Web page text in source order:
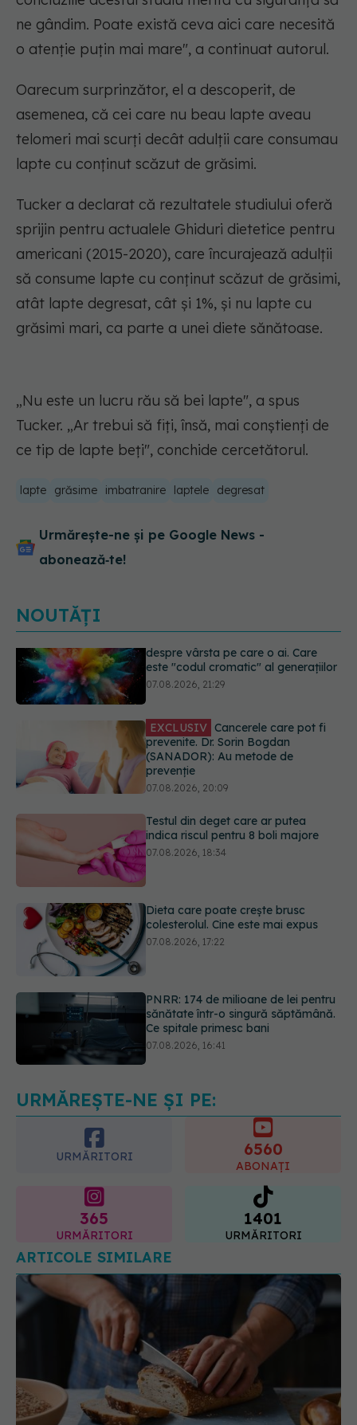
ne gândim. Poate există ceva aici care necesită
o atenție puțin mai mare", a continuat autorul.
Oarecum surprinzător, el a descoperit, de
asemenea, că cei care nu beau lapte aveau
telomeri mai scurți decât adulții care consumau
lapte cu conținut scăzut de grăsimi.
Tucker a declarat că rezultatele studiului oferă
sprijin pentru actualele Ghiduri dietetice pentru
americani (2015-2020), care încurajează adulții
să consume lapte cu conținut scăzut de grăsimi,
atât lapte degresat, cât și 1%, și nu lapte cu
grăsimi mari, ca parte a unei diete sănătoase.
„Nu este un lucru rău să bei lapte", a spus
Tucker. „Ar trebui să fiți, însă, mai conștienți de
ce tip de lapte beți", conchide cercetătorul.
lapte grăsime imbatranire laptele degresat
Urmărește-ne și pe Google News -
abonează‑te!
NOUTĂȚI
EXCLUSIV Cancerele care pot fi
prevenite. Dr. Sorin Bogdan
07.08.2026, 20:09
Testul din deget care ar putea
indica riscul pentru 8 boli majore
07.08.2026, 18:34
Dieta care poate crește brusc
PNRR: 174 de milioane de lei pentru
Ce spune culoarea ta preferată
despre vârsta pe care o ai. Care
URMĂREȘTE-NE ȘI PE:
URMĂRITORI 6560
ABONAȚI
365
URMĂRITORI
1401
URMĂRITORI
ARTICOLE SIMILARE